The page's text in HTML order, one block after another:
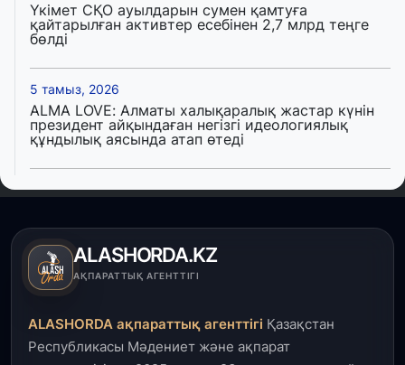
Үкімет СҚО ауылдарын сумен қамтуға
қайтарылған активтер есебінен 2,7 млрд теңге
бөлді
5 тамыз, 2026
ALMA LOVE: Алматы халықаралық жастар күнін
президент айқындаған негізгі идеологиялық
құндылық аясында атап өтеді
5 тамыз, 2026
тұрғын үйді салып бітті
4 тамыз, 2026
3 тамыз, 2026
ALASHORDA.KZ
АҚПАРАТТЫҚ АГЕНТТІГІ
ALASHORDA ақпараттық агенттігі Қазақстан
Республикасы Мәдениет және ақпарат